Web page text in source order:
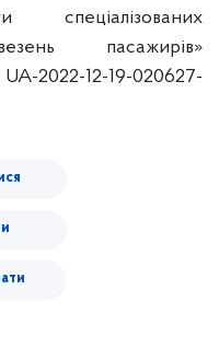
спеціалізованих
пасажирів»
UA-2022-12-19-020627-